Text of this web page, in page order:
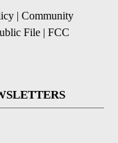
| Community
File | FCC